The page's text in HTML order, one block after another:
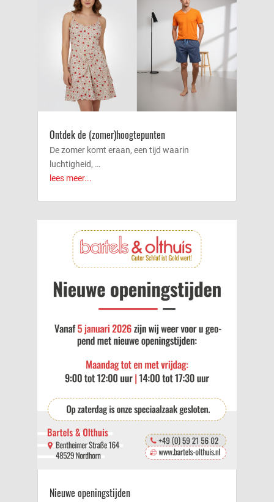
Ontdek de (zomer)hoogtepunten
De zomer komt eraan, een tijd waarin
luchtigheid, …
lees meer...
Nieuwe openingstijden